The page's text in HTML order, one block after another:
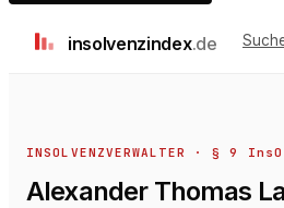
insolvenzindex.de
INSOLVENZVERWALTER · § 9 InsO
Alexander Thomas